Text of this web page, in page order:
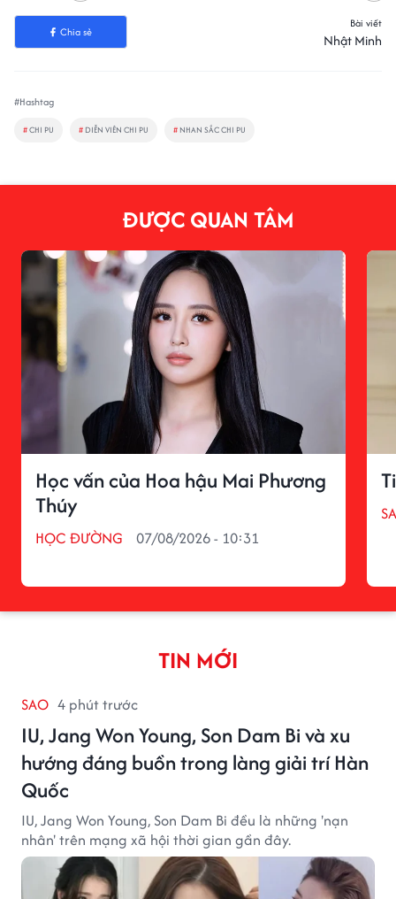
Chia sẻ
Bài viết
Nhật Minh
#Hashtag
#CHI PU # DIỄN VIÊN CHI PU # NHAN SẮC CHI PU
ĐƯỢC QUAN TÂM
Học vấn của Hoa hậu Mai Phương
Thúy
HỌC ĐƯỜNG 07/08/2026 - 10:31
TIN MỚI
SAO 4 phút trước
IU, Jang Won Young, Son Dam Bi và xu
hướng đáng buồn trong làng giải trí Hàn
Quốc
IU, Jang Won Young, Son Dam Bi đều là những 'nạn
nhân' trên mạng xã hội thời gian gần đây.